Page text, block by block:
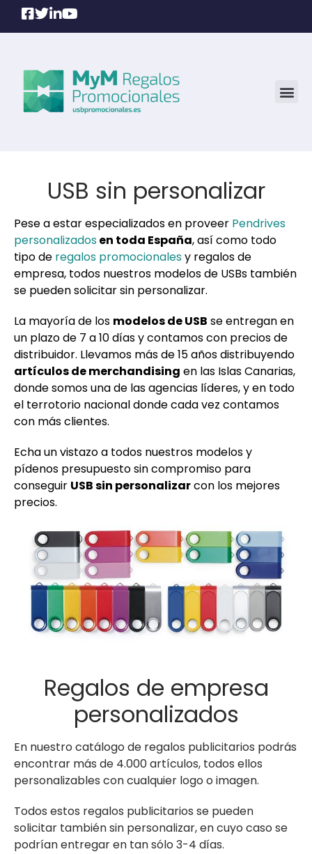
USB sin personalizar
Pese a estar especializados en proveer Pendrives
personalizadosen toda España, así como todo
tipo de regalos promocionalesy regalos de
empresa, todos nuestros modelos de USBs también
se pueden solicitar sin personalizar.
La mayoría de los modelos de USB se entregan en
un plazo de 7 a 10 días y contamos con precios de
distribuidor. Llevamos más de 15 años distribuyendo
artículos de merchandising en las Islas Canarias,
donde somos una de las agencias líderes, y en todo
el terrotorio nacional donde cada vez contamos
con más clientes.
Echa un vistazo a todos nuestros modelos y
pídenos presupuesto sin compromiso para
conseguir USB sin personalizarcon los mejores
precios.
Regalos de empresa
personalizados
En nuestro catálogo de regalos publicitarios podrás
encontrar más de 4.000 artículos, todos ellos
personalizables con cualquier logo o imagen.
Todos estos regalos publicitarios se pueden
solicitar también sin personalizar, en cuyo caso se
podrían entregar en tan sólo 3-4 días.